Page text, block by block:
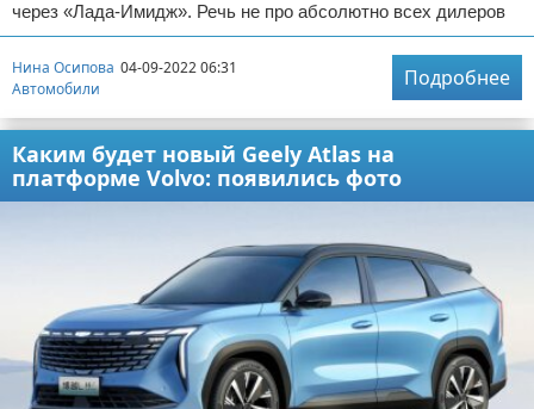
через «Лада-Имидж». Речь не про абсолютно всех дилеров
Нина Осипова 04-09-2022 06:31
Автомобили
Подробнее
Каким будет новый Geely Atlas на
платформе Volvo: появились фото